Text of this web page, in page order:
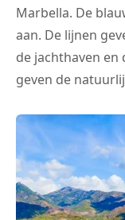
Marbella. De
aan. De lijnen
de jachthaven en
geven de